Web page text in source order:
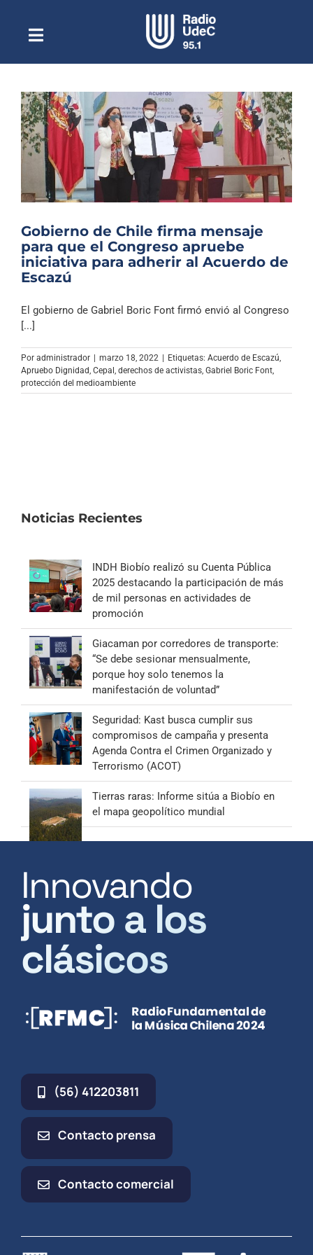
contenidoToggle
NavigationEscuchar Radio UdeC en vivo
Quiénes Somos
Programación
Podcast
Noticias
Columnas
Música Clásica
Gobierno de Chile firma mensaje
para que el Congreso apruebe
iniciativa para adherir al Acuerdo de
Escazú
El gobierno de Gabriel Boric Font firmó envió al Congreso
[...]
Por administrador | marzo 18, 2022 | Etiquetas: Acuerdo de Escazú
Apruebo Dignidad Cepal derechos de activistas Gabriel Boric Font
protección del medioambiente
Noticias Recientes
INDH Biobío realizó su Cuenta Pública
2025 destacando la participación de más
de mil personas en actividades de
promoción
Giacaman por corredores de transporte:
“Se debe sesionar mensualmente,
porque hoy solo tenemos la
manifestación de voluntad”
Seguridad: Kast busca cumplir sus
compromisos de campaña y presenta
Agenda Contra el Crimen Organizado y
Terrorismo (ACOT)
Tierras raras: Informe sitúa a Biobío en
el mapa geopolítico mundial
Innovando
junto a los
clásicos
(56) 412203811
Contacto prensa
Contacto comercial